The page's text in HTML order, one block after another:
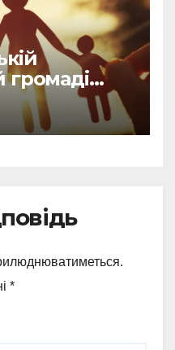
громаді
патронатну
*